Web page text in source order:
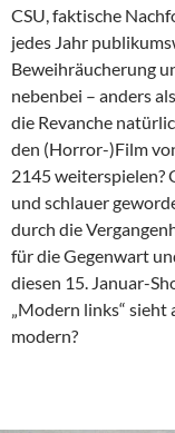
CSU, faktische
jedes Jahr
Beweihräucherung
nebenbei – anders
die Revanche
den (Horror-)Film
2145 weiterspielen?
und schlauer
durch die
für die Gegenwart
diesen 15. Januar-
„Modern links“ sieht
modern?